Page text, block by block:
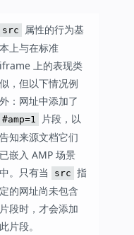
src
属性的行为基
本上与在标准
iframe 上的表现类
似，但以下情况例
外：网址中添加了
#amp=1
片段，以
告知来源文档它们
已嵌入 AMP 场景
中。只有当
src 指
定的网址尚未包含
片段时，才会添加
此片段。